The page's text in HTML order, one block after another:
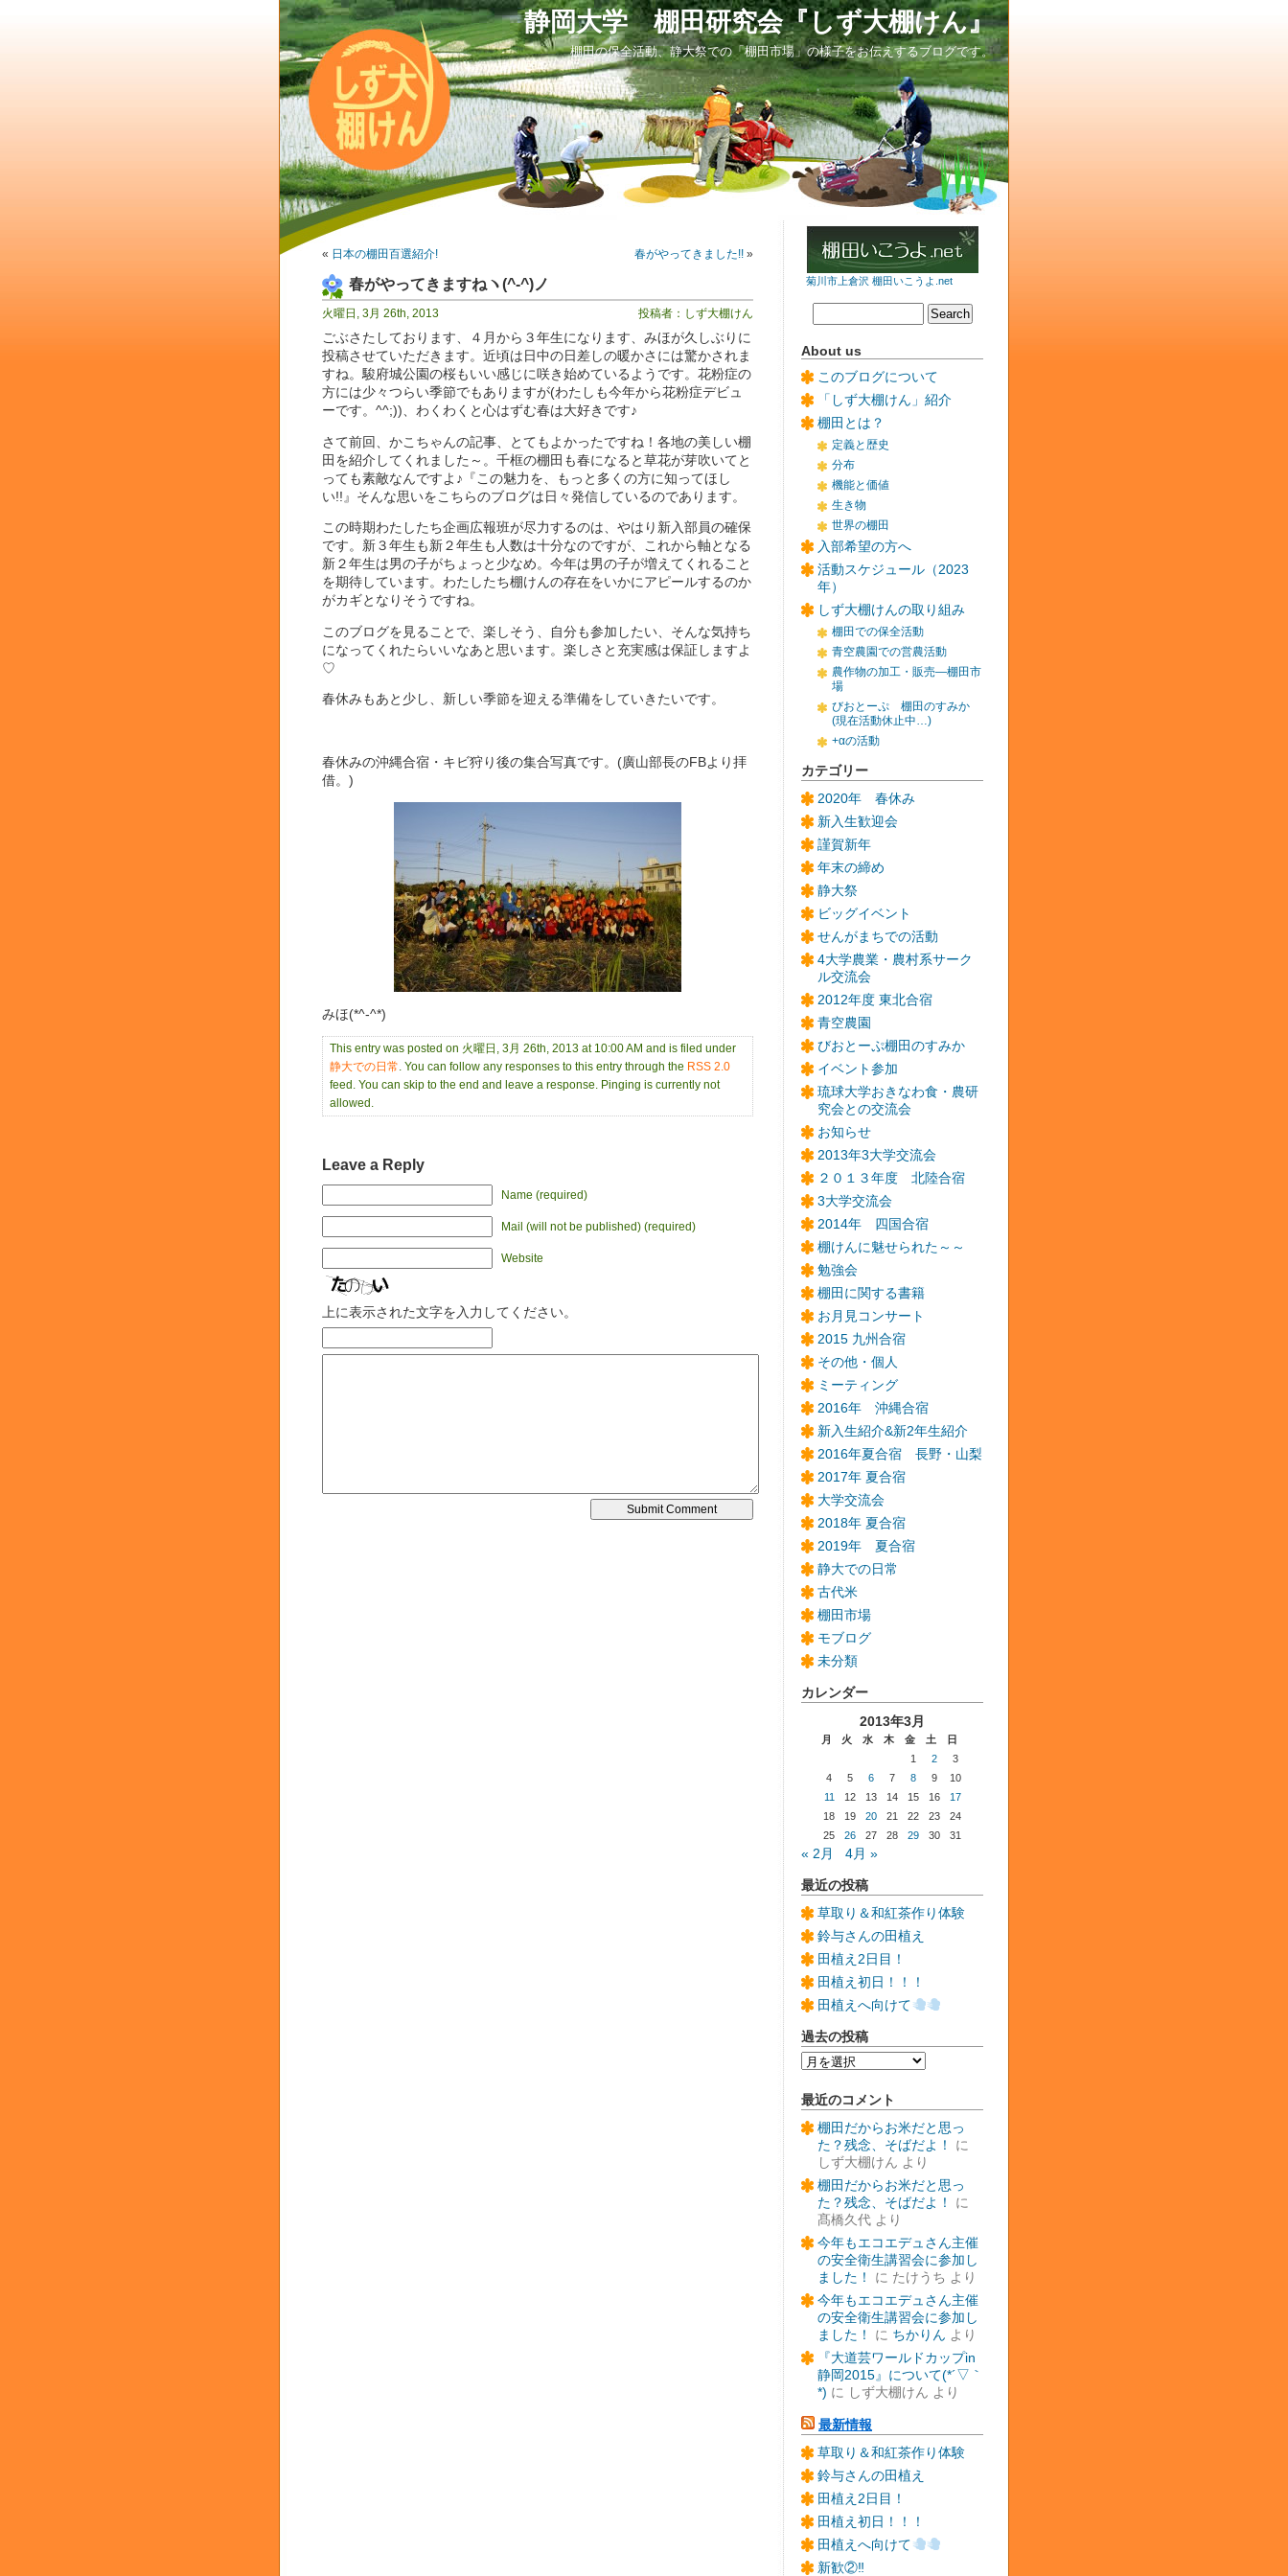
静岡大学 棚田研究会『しず大棚けん』
棚田の保全活動、静大祭での「棚田市場」の様子をお伝えするブログです。
« 日本の棚田百選紹介! 春がやってきました!! »
春がやってきますねヽ(^‐^)ノ
火曜日, 3月 26th, 2013 投稿者：しず大棚けん
ごぶさたしております、４月から３年生になります、みほが久しぶりに
投稿させていただきます。近頃は日中の日差しの暖かさには驚かされま
すね。駿府城公園の桜もいい感じに咲き始めているようです。花粉症の
方には少々つらい季節でもありますが(わたしも今年から花粉症デビュ
ーです。^^;))、わくわくと心はずむ春は大好きです♪
さて前回、かこちゃんの記事、とてもよかったですね！各地の美しい棚
田を紹介してくれました～。千框の棚田も春になると草花が芽吹いてと
っても素敵なんですよ♪『この魅力を、もっと多くの方に知ってほし
い!!』そんな思いをこちらのブログは日々発信しているのであります。
この時期わたしたち企画広報班が尽力するのは、やはり新入部員の確保
です。新３年生も新２年生も人数は十分なのですが、これから軸となる
新２年生は男の子がちょっと少なめ。今年は男の子が増えてくれること
を期待しています。わたしたち棚けんの存在をいかにアピールするのか
がカギとなりそうですね。
このブログを見ることで、楽しそう、自分も参加したい、そんな気持ち
になってくれたらいいなあと思います。楽しさと充実感は保証しますよ
♡
春休みもあと少し、新しい季節を迎える準備をしていきたいです。
春休みの沖縄合宿・キビ狩り後の集合写真です。(廣山部長のFBより拝
借。)
みほ(*^-^*)
This entry was posted on 火曜日, 3月 26th, 2013 at 10:00 AM and is filed under
静大での日常 . You can follow any responses to this entry through the RSS 2.0
feed. You can skip to the end and leave a response. Pinging is currently not
allowed.
Leave a Reply
Name (required)
Mail (will not be published) (required)
Website
上に表示された文字を入力してください。
菊川市上倉沢 棚田いこうよ.net
About us
このブログについて
「しず大棚けん」紹介
棚田とは？
定義と歴史
分布
機能と価値
生き物
世界の棚田
入部希望の方へ
活動スケジュール（2023
年）
しず大棚けんの取り組み
棚田での保全活動
青空農園での営農活動
農作物の加工・販売―棚田市
場
びおとーぷ 棚田のすみか
(現在活動休止中…)
+αの活動
カテゴリー
2020年 春休み
新入生歓迎会
謹賀新年
年末の締め
静大祭
ビッグイベント
せんがまちでの活動
4大学農業・農村系サーク
ル交流会
2012年度 東北合宿
青空農園
びおとーぷ棚田のすみか
イベント参加
琉球大学おきなわ食・農研
究会との交流会
お知らせ
2013年3大学交流会
２０１３年度 北陸合宿
3大学交流会
2014年 四国合宿
棚けんに魅せられた～～
勉強会
棚田に関する書籍
お月見コンサート
2015 九州合宿
その他・個人
ミーティング
2016年 沖縄合宿
新入生紹介&新2年生紹介
2016年夏合宿 長野・山梨
2017年 夏合宿
大学交流会
2018年 夏合宿
2019年 夏合宿
静大での日常
古代米
棚田市場
モブログ
未分類
カレンダー
2013年3月
月 火 水 木 金 土
日
1
2
3
4
5 6 7 8 9
10
11
12 13 14 15 16
17
18
19 20 21 22 23
24
25
26 27 28 29 30 31
« 2月 4月 »
最近の投稿
草取り＆和紅茶作り体験
鈴与さんの田植え
田植え2日目！
田植え初日！！！
田植えへ向けて
過去の投稿
過
去
投
稿
最近のコメント
棚田だからお米だと思っ
た？残念、そばだよ！
に
しず大棚けん より
棚田だからお米だと思っ
た？残念、そばだよ！
に
髙橋久代 より
今年もエコエデュさん主催
の安全衛生講習会に参加し
ました！
に たけうち より
今年もエコエデュさん主催
の安全衛生講習会に参加し
ました！
に ちかりん より
『大道芸ワールドカップin
静岡2015』について(*´▽｀
*) に しず大棚けん より
最新情報
草取り＆和紅茶作り体験
鈴与さんの田植え
田植え2日目！
田植え初日！！！
田植えへ向けて
新歓②‼